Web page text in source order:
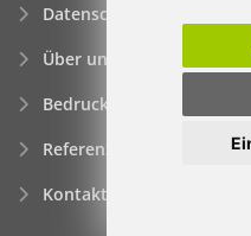
Datenschutzerklärung
Über uns
Bedrucken von
Referenzen
Kontakt